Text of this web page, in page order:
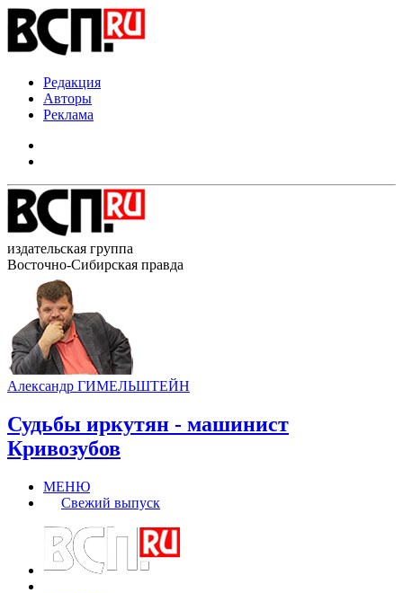
Редакция
Авторы
Реклама
издательская группа
Восточно-Сибирская правда
Александр ГИМЕЛЬШТЕЙН
Судьбы иркутян - машинист
Кривозубов
МЕНЮ
Свежий выпуск